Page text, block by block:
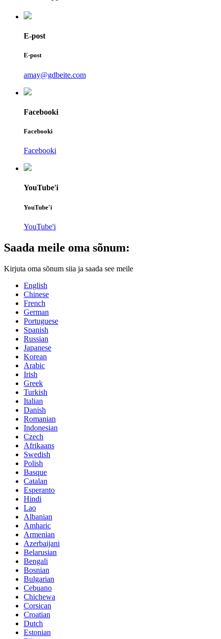
E-post
E-post
amay@gdbeite.com
Facebooki
Facebooki
Facebooki
YouTube'i
YouTube'i
YouTube'i
Saada meile oma sõnum:
Kirjuta oma sõnum siia ja saada see meile
English
Chinese
French
German
Portuguese
Spanish
Russian
Japanese
Korean
Arabic
Irish
Greek
Turkish
Italian
Danish
Romanian
Indonesian
Czech
Afrikaans
Swedish
Polish
Basque
Catalan
Esperanto
Hindi
Lao
Albanian
Amharic
Armenian
Azerbaijani
Belarusian
Bengali
Bosnian
Bulgarian
Cebuano
Chichewa
Corsican
Croatian
Dutch
Estonian